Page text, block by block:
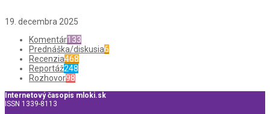
19. decembra 2025
Komentár133
Prednáška/diskusia6
Recenzia468
Reportáž248
Rozhovor98
Internetový časopis mloki.sk
ISSN 1339-8113